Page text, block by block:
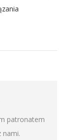
patronatem
nami.